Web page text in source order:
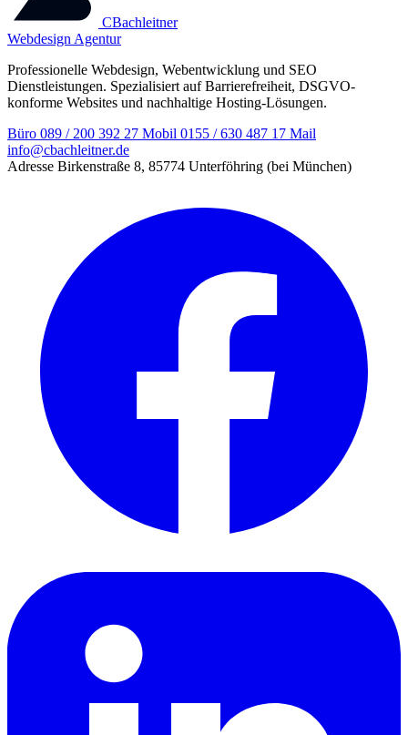
CBachleitner
Webdesign Agentur
Professionelle Webdesign, Webentwicklung und SEO
Dienstleistungen. Spezialisiert auf Barrierefreiheit, DSGVO-
konforme Websites und nachhaltige Hosting-Lösungen.
Büro 089 / 200 392 27 Mobil 0155 / 630 487 17 Mail
info@cbachleitner.de
Adresse Birkenstraße 8, 85774 Unterföhring (bei München)